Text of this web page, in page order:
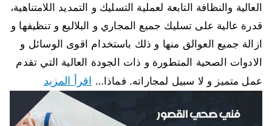
العالية والنظافة التابعة لعملية التسليك و التمديد اللامتناهية،
قدرة عالية على تسليك جميع المجاري و البلاليع و تنظيفها و
ازالة جميع العوالق منها و ذلك باستخدام اقوى الوسائل و
الادوات الصحية المتطورة و ذات الجودة العالية التي تقدم
عمل متميز و لا سبيل لمجاراته. فماذا… اقرأ المزيد